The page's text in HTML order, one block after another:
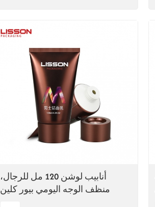
أنابيب لوشن 120 مل للرجال،
منظف الوجه اليومي بيور كلين